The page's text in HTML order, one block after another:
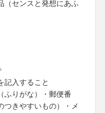
（センスと発想にあふ
記入すること
ふりがな）・郵便番
つきやすいもの）・メ